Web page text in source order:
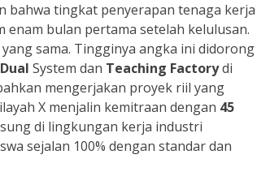
bahwa tingkat penyerapan tenaga kerja
enam bulan pertama setelah kelulusan.
sama. Tingginya angka ini didorong
System dan Teaching Factorydi
mengerjakan proyek riil yang
X menjalin kemitraan dengan 45
di lingkungan kerja industri
sejalan 100% dengan standar dan